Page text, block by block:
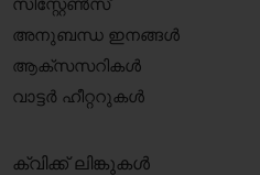
അനുബന്ധ ഇനങ്ങൾ
ആക്‌സസറികൾ
വാട്ടർ ഹീറ്ററുകൾ
ക്വിക്ക് ലിങ്കുകൾ